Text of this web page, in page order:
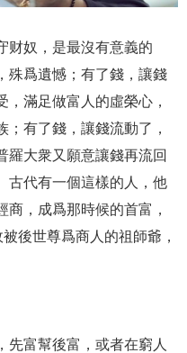
财奴，是最沒有意義的
殊爲遺憾；有了錢，讓錢
滿足做富人的虛榮心，
有了錢，讓錢流動了，
羅大衆又願意讓錢再流回
古代有一個這樣的人，他
，成爲那時候的首富，
後世尊爲商人的祖師爺，
先富幫後富，或者在窮人